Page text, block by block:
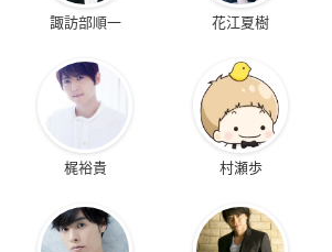
諏訪部順一 花江夏樹
梶裕貴 村瀬歩